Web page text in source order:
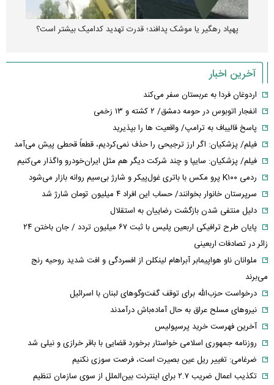
پهپاد رهگیر یا موشک پدافند؛ قدرت تهدید کدامیک بیشتر است؟
آخرین اخبار
اردوغان فردا به عربستان سفر می‌کند
انفجار اتوبوس در حومه دمشق/ ۲ کشته و ۱۳ زخمی
پاسخ قالیباف به ترامپ/ واقعیت ها را بپذیرید
فیلم/ پزشکیان: اگر ارز ترجیحی را حذف نمی‌کردیم، قطعاً قحطی پیش می‌آمد
فیلم/ پزشکیان: سایپا و چند شرکت دیگر هم مثل ایران‌خودرو واگذار می‌کنیم
ردمی K۱۰۰ پرو مکس با باتری غول‌پیکر و شارژ بی‌سیم روانه بازار می‌شود
سرپرستان خانوار بخوانند/ حساب این افراد ۴ میلیون تومان شارژ شد
دلیل منتفی شدن بازگشت رضاییان به استقلال
پایان طرح ترافیکی اربعین پلیس با ثبت ۶۷ میلیون تردد / جان باختن ۲۴
زائر در تصادفات اربعینی
ملوانان ناو هواپیمابر آبراهام لینکلن از افسردگی و افت شدید روحیه رنج
می‌برند
درخواست حزب‌الله برای توقف گفت‌وگوهای لبنان با اسرائیل
نیروهای مسلح عراق به حال آماده‌باش درآمدند
آخرین فهرست خرید پرسپولیس
روزنامه جمهوری اسلامی خواستار برخورد قضایی با باقر خرازی و نیلی شد
ضرغامی: تغییر ریل عین بصیرت است، فرصت سوزی نکنیم
تکذیب اعمال ضریب ۲.۷ برای اینترنت بین‌الملل از سوی سازمان تنظیم